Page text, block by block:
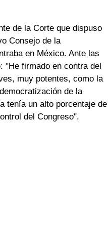
de la Corte que dispuso
Consejo de la
en México. Ante las
"He firmado en contra del
muy potentes, como la
de la
tenía un alto porcentaje de
del Congreso".